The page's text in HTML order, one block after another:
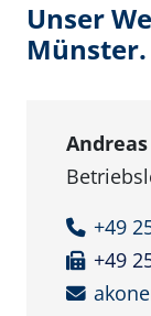
Unser
Münster.
+49
+49